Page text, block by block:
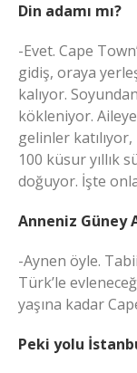
Din adamı mı?
-Evet. Cape
gidiş, oraya
kalıyor.
kökleniyor.
gelinler
100 küsur yıllık
doğuyor. İşte
Anneniz Güney
-Aynen öyle.
Türk’le
yaşına kadar
Peki yolu